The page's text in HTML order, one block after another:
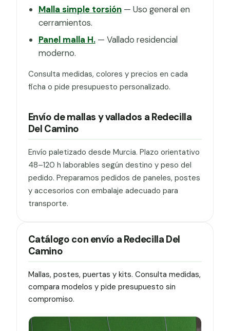
Malla simple torsión— Uso general en
cerramientos.
Panel malla H.— Vallado residencial
moderno.
Consulta medidas, colores y precios en cada
ficha o pide presupuesto personalizado.
Envío de mallas y vallados a Redecilla
Del Camino
Envío paletizado desde Murcia. Plazo orientativo
48–120 h laborables según destino y peso del
pedido. Preparamos pedidos de paneles, postes
y accesorios con embalaje adecuado para
transporte.
Catálogo con envío a Redecilla Del
Camino
Mallas, postes, puertas y kits. Consulta medidas,
compara modelos y pide presupuesto sin
compromiso.